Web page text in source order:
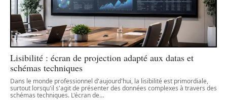
Lisibilité : écran de projection adapté aux datas et
schémas techniques
Dans le monde professionnel d'aujourd'hui, la lisibilité est primordiale,
surtout lorsqu'il s'agit de présenter des données complexes à travers des
schémas techniques. L'écran de…